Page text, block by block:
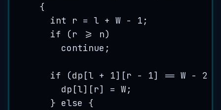
{
int r = l + W - 1 ;
if (r >=
n)
continue ;
if (dp [l + 1][r - 1] == W - 2
dp [l][r] = W;
} else {